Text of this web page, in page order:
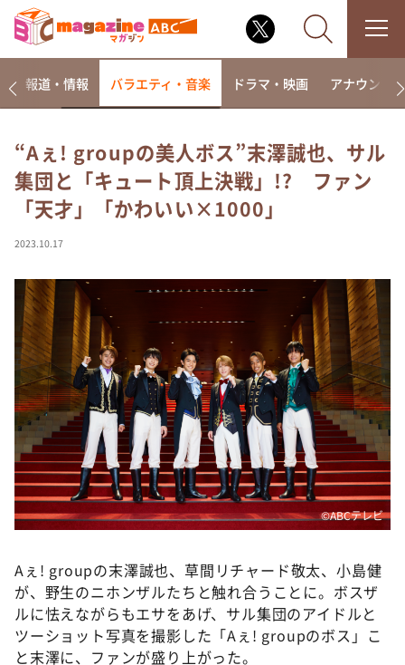
なるみ・岡村の過ぎるTV
相席食堂
これ余談なんですけど・・・
て真剣です
探偵！ナイトスクープ
news おかえり
河合＆A.B.C-Z塚田×福井アナ「なんでやねん！？」
（news おかえり）
DAIGOも台所 ～きょうの献立 何にする？～
本日はダイアンなり！シーズン２
朝だ！生です旅サラダ
教えて！ニュースライブ 正義のミカタ
新婚さんいらっしゃい！
ポツンと一軒家
ザキ山小屋本館
報道・情報 バラエティ・音楽 ドラマ・映画 アナウンサー
“Aぇ! groupの美人ボス”末澤誠也、サル
集団と「キュート頂上決戦」!? ファン
「天才」「かわいい×1000」
2023.10.17
©️ABCテレビ
Aぇ! groupの末澤誠也、草間リチャード敬太、小島健
が、野生のニホンザルたちと触れ合うことに。ボスザ
ルに怯えながらもエサをあげ、サル集団のアイドルと
ツーショット写真を撮影した「Aぇ! groupのボス」こ
と末澤に、ファンが盛り上がった。